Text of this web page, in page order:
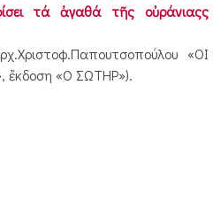
τά ἀγαθά τῆς οὐράνιαςς
«ΟΙ
ἔκδοση «Ο ΣΩΤΗΡ»).